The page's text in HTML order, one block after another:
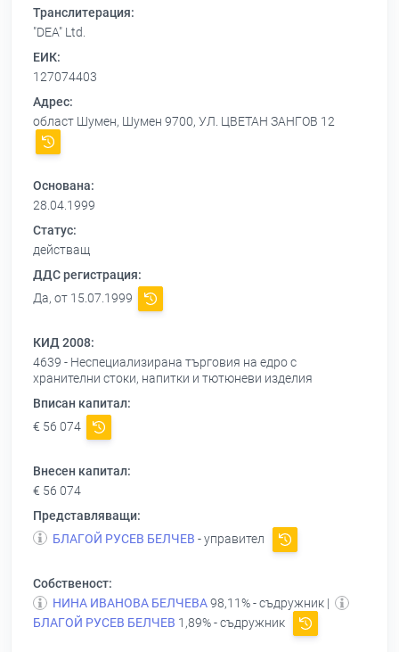
Транслитерация:
"DEA" Ltd.
ЕИК:
127074403
Адрес:
област Шумен, Шумен 9700, УЛ. ЦВЕТАН ЗАНГОВ 12
Основана:
28.04.1999
Статус:
действащ
ДДС регистрация:
Да, от 15.07.1999
КИД 2008:
4639 - Неспециализирана търговия на едро с
хранителни стоки, напитки и тютюневи изделия
Вписан капитал:
€ 56 074
Внесен капитал:
€ 56 074
Представляващи:
БЛАГОЙ РУСЕВ БЕЛЧЕВ - управител
Собственост:
НИНА ИВАНОВА БЕЛЧЕВА98,11% - съдружник |
БЛАГОЙ РУСЕВ БЕЛЧЕВ 1,89% - съдружник